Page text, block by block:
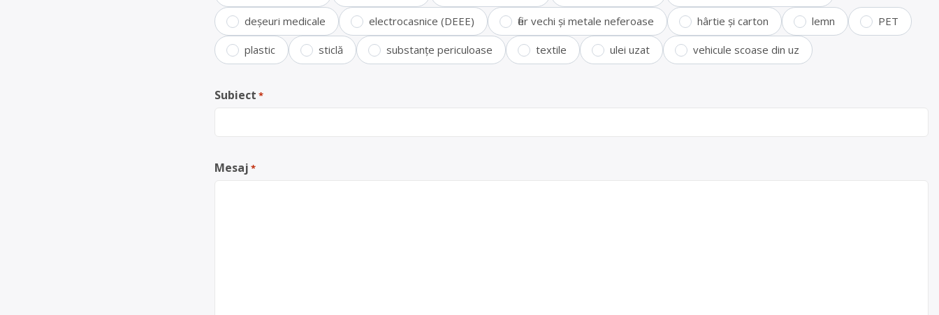
deșeuri medicale electrocasnice (DEEE) fier vechi și metale neferoase hârtie și carton lemn PET
plastic sticlă substanțe periculoase textile ulei uzat vehicule scoase din uz
Subiect *
Mesaj *